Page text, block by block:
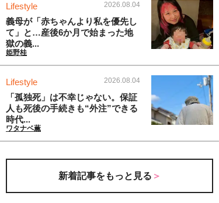
Lifestyle 2026.08.04
義母が「赤ちゃんより私を優先し
て」と…産後6か月で始まった地
獄の義...
姫野桂
Lifestyle 2026.08.04
「孤独死」は不幸じゃない。保証
人も死後の手続きも“外注”できる
時代...
ワタナベ薫
新着記事をもっと見る